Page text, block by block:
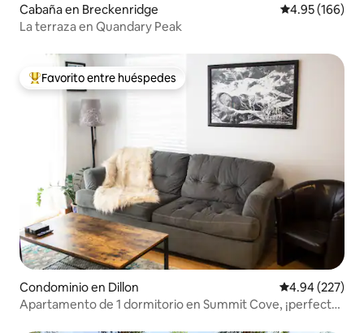
Cabaña en Breckenridge Calificación
4.95 (166)
La terraza en Quandary Peak
De los mejores en Favorito entre huéspedes
Favorito entre huéspedes
Condominio en Dillon Calificación
4.94 (227)
Apartamento de 1 dormitorio en Summit Cove, ¡perfecto